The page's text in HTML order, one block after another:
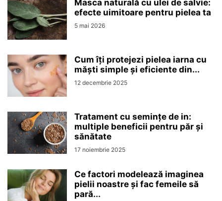
Masca naturală cu ulei de salvie:
efecte uimitoare pentru pielea ta
5 mai 2026
Cum îți protejezi pielea iarna cu
măști simple și eficiente din...
12 decembrie 2025
Tratament cu semințe de in:
multiple beneficii pentru păr și
sănătate
17 noiembrie 2025
Ce factori modelează imaginea
pielii noastre și fac femeile să
pară...